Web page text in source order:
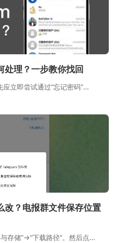
理？一步教你找回
立即尝试通过“忘记密码”...
？电报群文件保存位置
存储”→“下载路径”。然后点...